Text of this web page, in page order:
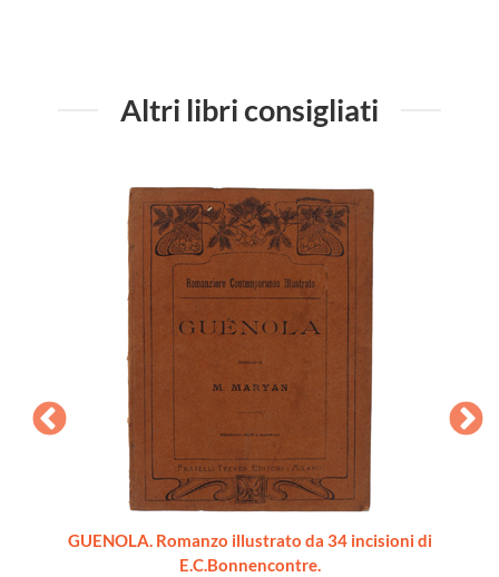
Altri libri consigliati
GUENOLA. Romanzo illustrato da 34 incisioni di
E.C.Bonnencontre.